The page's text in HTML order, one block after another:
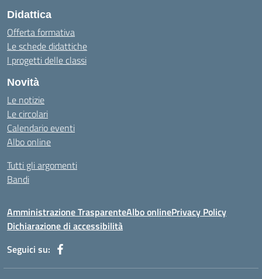
Didattica
Offerta formativa
Le schede didattiche
I progetti delle classi
Novità
Le notizie
Le circolari
Calendario eventi
Albo online
Tutti gli argomenti
Bandi
Amministrazione TrasparenteAlbo onlinePrivacy Policy
Dichiarazione di accessibilità
Seguici su: